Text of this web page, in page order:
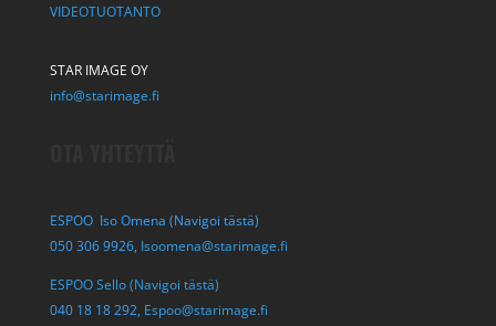
VIDEOTUOTANTO
STAR IMAGE OY
info@starimage.fi
ESPOO Iso Omena (Navigoi tästä)
050 306 9926, Isoomena@starimage.fi
ESPOO Sello (Navigoi tästä)
040 18 18 292, Espoo@starimage.fi